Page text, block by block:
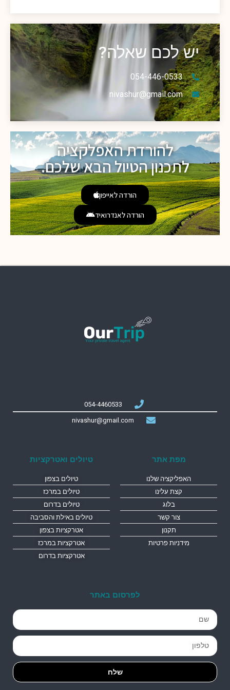
יש לכם שאלה?
054-446-0533
nivashur@gmail.com
להורדת האפלקציה
לתכנון הטיול הבא שלכם.
הורדה לאייפון
הורדה לאנדרואיד
054-4460533
nivashur@gmail.com
מפת אתר
האפליקציה שלנו
קצת עלינו
בלוג
צור קשר
תקנון
מידניות פרטיות
טיולים ואטרקציות
טיולים בצפון
טיולים במרכז
טיולים בדרום
טיולים באילת והסביבה
אטרקציות בצפון
אטרקציות במרכז
אטרקציות בדרום
לפרסום באתר
שלח